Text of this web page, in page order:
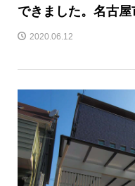
できました。名古
2020.06.12